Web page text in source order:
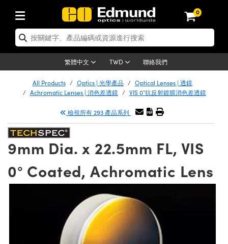
0
繁體中文 TWD 聯絡我們
| 光學產品
| 反射鏡
| 光學濾光片
| 偏振光學元件
| 分光鏡
| 光學組装
Optics | 雷射光學
| 雷射透鏡
| 雷射濾光片
| 超快光學
器
Assemblies | 雷射光學元件組装
Shaping | 雷射光束整形
| 雷射分光鏡
| 光機組件
System | 光學籠式系統
| 臺式系統
and Breadboards | 光學平臺和
| 電動平臺
and Slides | 平臺和滑塊
| 顯微鏡
| Mitutoyo 物鏡
| Nikon 物鏡
| ZEISS 物鏡
Microscopes
Objectives | 有限共軛物鏡
| 反射物鏡
| 雷射
and Electronics | 雷射量
| 雷射用光機模組
| 實驗室和生產線
Lenses | 成像鏡頭
Lenses | 定焦鏡頭
| 遠心鏡頭
Magnification Lenses
Lenses for Harsh Environments
and Advanced
| 影視製作和高級攝影
| 相機
Cameras | Gigabit乙太網相
Cameras | Teledyne Dalsa 相
Microscopy Cameras
Cameras | Allied Vision 相機
Cameras | IDS 相機
and Illumination | 照明
Lighting | 機器視覺光源
|顯微鏡照明
| 雷射光源
| 其他光源
| 光源配件
Targets | 測試板
Targets | 解析度測試板
Targets | 畸變測試版
Level Test Targets | 色卡測試板
and Detection | 測試與監測
| 光學度量
Solutions | 機器視覺方案
and Electronics | 雷射量
測器
大器
and Roughness Standards | 表面
and Production | 實驗室和生產
| 清潔用品
Handling Tools | 零件夾持用品
| 光學膠
Accessories | UV固化設備
用選購
| 光譜儀
Imaging
By Brand
Products | 新品專區
Lenses
| 清倉品
| 清倉光學產品
| 清倉顯微鏡
Lenses | 清倉成像鏡頭
| 清倉照明
Products | 重新認證產品
| 重新認證光學產品
| 重新認證光機組
| 重新認證雷射
| 重新認證顯微鏡
Lenses | 重新認證成像鏡
| 重新認證相機
| 重新認證照明
All Products Optics | 光學產品
Optical Lenses | 透鏡
Achromatic Lenses | 消色差透鏡
VIS 0°抗反射鍍膜消色差透鏡
檢視所有 293 產品系列
9mm Dia. x 22.5mm FL, VIS
0° Coated, Achromatic Lens